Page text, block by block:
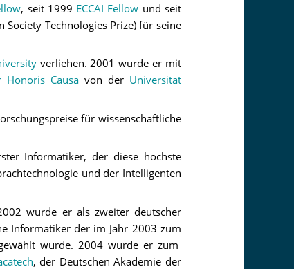
, seit 1999 ECCAI Fellow und seit
Technologies Prize) für seine
verliehen. 2001 wurde er mit
Honoris Causa von der Universität
für wissenschaftliche
Informatiker, der diese höchste
und der Intelligenten
wurde er als zweiter deutscher
Informatiker der im Jahr 2003 zum
wurde. 2004 wurde er zum
, der Deutschen Akademie der